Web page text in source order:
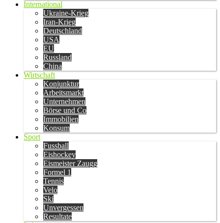
International
Ukraine-Krieg
Iran-Krieg
Deutschland
USA
EU
Russland
China
Wirtschaft
Konjunktur
Arbeitsmarkt
Unternehmen
Börse und Co
Immobilien
Konsum
Sport
Fussball
Eishockey
Eismeister Zaugg
Formel 1
Tennis
Velo
Ski
Unvergessen
Resultate